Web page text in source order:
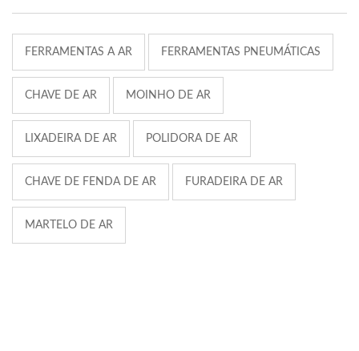
FERRAMENTAS A AR FERRAMENTAS PNEUMÁTICAS
CHAVE DE AR MOINHO DE AR
LIXADEIRA DE AR POLIDORA DE AR
CHAVE DE FENDA DE AR FURADEIRA DE AR
MARTELO DE AR